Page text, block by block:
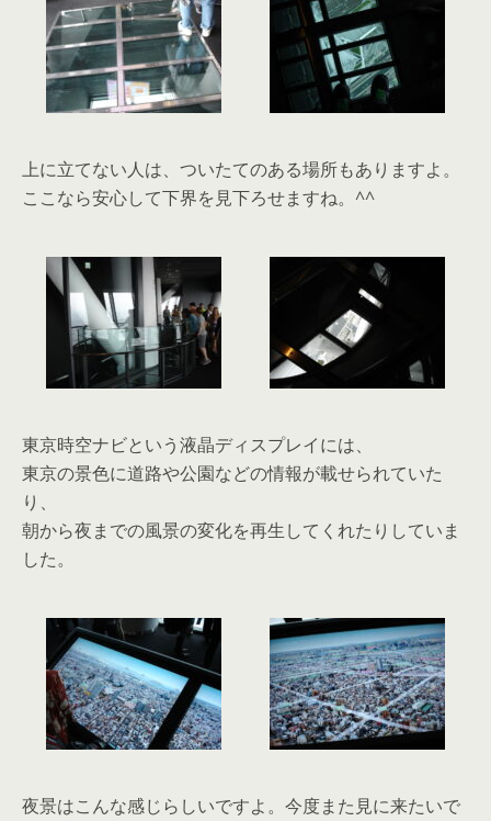
上に立てない人は、ついたてのある場所もありますよ。
ここなら安心して下界を見下ろせますね。^^
東京時空ナビという液晶ディスプレイには、
東京の景色に道路や公園などの情報が載せられていた
り、
朝から夜までの風景の変化を再生してくれたりしていま
した。
夜景はこんな感じらしいですよ。今度また見に来たいで